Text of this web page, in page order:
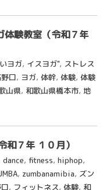
体験教室（令和７年
ヨガ, イスヨガ", ストレス
口, ヨガ, 体幹, 体験, 体験
山県, 和歌山県橋本市, 地
和７年 １０月）
dance, fitness, hiphop,
, zumbanamibia, ズン
, フィットネス, 体験, 和